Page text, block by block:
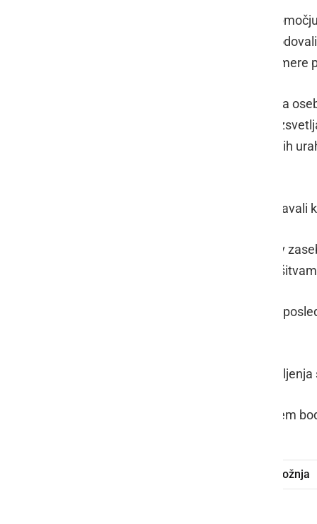
V preteklem dnevu so policisti na
sta se dve osebi lažje telesno
dve vozili, nesrečo pri delu ter tri primere
Ob 6.30 je v naselju Cankova voznica
nad vozilom in trčila v drog javne
lažje telesno poškodovala. V večernih
Na področju kriminalitete so obravnavali
Javni red in mir je bil kršen štirikrat v
intervenciji policistov pomirili in s
V Turnišču je med odstranjevanjem
Zaradi vožnje brez vozniškega
Pogostejše meritve hitrosti z radarjem
grožnja